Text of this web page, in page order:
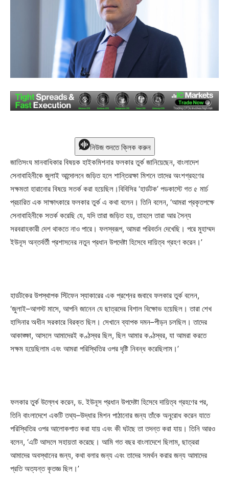
নিউজ শুনতে ক্লিক করুন
জাতিসংঘ মানবাধিকার বিষয়ক হাইকমিশনার ফলকার তুর্ক জানিয়েছেন, বাংলাদেশ
সেনাবাহিনীকে জুলাই আন্দোলনে জড়িত হলে শান্তিরক্ষা মিশনে তাদের অংশগ্রহণের
সক্ষমতা হারানোর বিষয়ে সতর্ক করা হয়েছিল।বিবিসির ‘হার্ডটক’ পডকাস্টে গত ৫ মার্চ
প্রচারিত এক সাক্ষাৎকারে ফলকার তুর্ক এ কথা বলেন। তিনি বলেন, ‘আমরা প্রকৃতপক্ষে
সেনাবাহিনীকে সতর্ক করেছি যে, যদি তারা জড়িত হয়, তাহলে তারা আর সৈন্য
সরবরাহকারী দেশ থাকতে নাও পারে। ফলস্বরূপ, আমরা পরিবর্তন দেখেছি। পরে মুহাম্মদ
ইউনূস অন্তর্বর্তী প্রশাসনের নতুন প্রধান উপদেষ্টা হিসেবে দায়িত্ব গ্রহণ করেন।’
হার্ডটকের উপস্থাপক স্টিফেন স্যাকারের এক প্রশ্নের জবাবে ফলকার তুর্ক বলেন,
‘জুলাই–আগস্ট মাসে, আপনি জানেন যে ছাত্রদের বিশাল বিক্ষোভ হয়েছিল। তারা শেখ
হাসিনার অধীন সরকারে বিরক্ত ছিল। সেখানে ব্যাপক দমন–পীড়ন চলছিল। তাদের
আকাঙ্ক্ষা, আসলে আমাদেরই কণ্ঠস্বর ছিল, ছিল আমার কণ্ঠস্বর, যা আমরা করতে
সক্ষম হয়েছিলাম এবং আমরা পরিস্থিতির ওপর দৃষ্টি নিবন্ধ করেছিলাম।’
ফলকার তুর্ক উল্লেখ করেন, ড. ইউনূস প্রধান উপদেষ্টা হিসেবে দায়িত্ব গ্রহণের পর,
তিনি বাংলাদেশে একটি তথ্য–উদ্ধার মিশন পাঠানোর জন্য তাঁকে অনুরোধ করেন যাতে
পরিস্থিতির ওপর আলোকপাত করা যায় এবং কী ঘটছে তা তদন্ত করা যায়। তিনি আরও
বলেন, ‘এটি আসলে সহায়তা করেছে। আমি গত বছর বাংলাদেশে ছিলাম, ছাত্ররা
আমাদের অবস্থানের জন্য, কথা বলার জন্য এবং তাদের সমর্থন করার জন্য আমাদের
প্রতি অত্যন্ত কৃতজ্ঞ ছিল।’